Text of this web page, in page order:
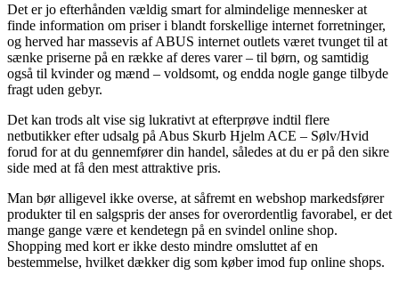
Det er jo efterhånden vældig smart for almindelige mennesker at
finde information om priser i blandt forskellige internet forretninger,
og herved har massevis af ABUS internet outlets været tvunget til at
sænke priserne på en række af deres varer – til børn, og samtidig
også til kvinder og mænd – voldsomt, og endda nogle gange tilbyde
fragt uden gebyr.
Det kan trods alt vise sig lukrativt at efterprøve indtil flere
netbutikker efter udsalg på Abus Skurb Hjelm ACE – Sølv/Hvid
forud for at du gennemfører din handel, således at du er på den sikre
side med at få den mest attraktive pris.
Man bør alligevel ikke overse, at såfremt en webshop markedsfører
produkter til en salgspris der anses for overordentlig favorabel, er det
mange gange være et kendetegn på en svindel online shop.
Shopping med kort er ikke desto mindre omsluttet af en
bestemmelse, hvilket dækker dig som køber imod fup online shops.